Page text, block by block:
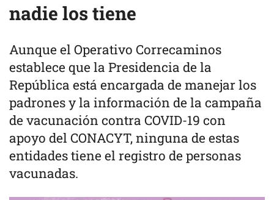
nadie los tiene
Aunque el Operativo Correcaminos
establece que la Presidencia de la
República está encargada de manejar los
padrones y la información de la campaña
de vacunación contra COVID-19 con
apoyo del CONACYT, ninguna de estas
entidades tiene el registro de personas
vacunadas.